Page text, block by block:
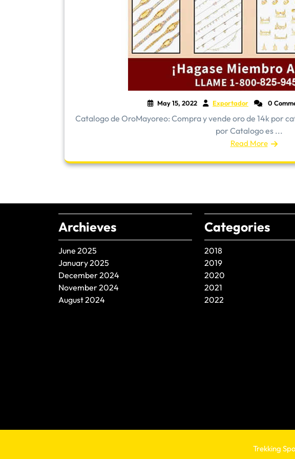
May 15, 2022 Exportador 0
​Catalogo de OroMayoreo: Compra y vende oro de 14k por
por Catalogo es ...
Read More
Archieves
June 2025
January 2025
December 2024
November 2024
August 2024
Categories
2018
2019
2020
2021
2022
Trekking